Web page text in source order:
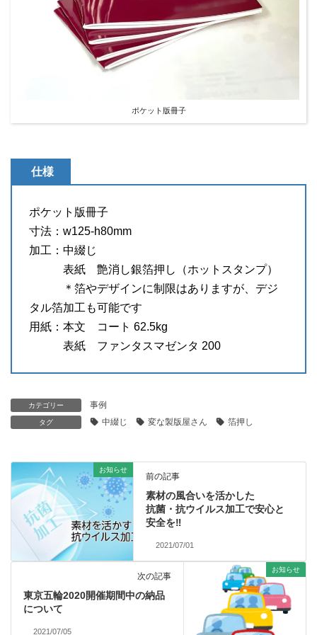
ポケット版冊子
仕様
ポケット版冊子
寸法：w125-h80mm
加工：中綴じ
表紙 艶消し銀箔押し（ホットスタンプ）
＊箔やデザインに制限はありますが、デジ
タル箔加工も可能です
用紙：本文 コート 62.5kg
表紙 ファンタスマゼンタ 200
カテゴリー 事例
タグ 中綴じ 変な製版屋さん 箔押し
お知らせ
前の記事
素材の風合いを活かした
抗菌・抗ウイルス加工で安心と
安全を‼
2021/07/01
お知らせ
次の記事
東京五輪2020開催期間中の納品
について
2021/07/05